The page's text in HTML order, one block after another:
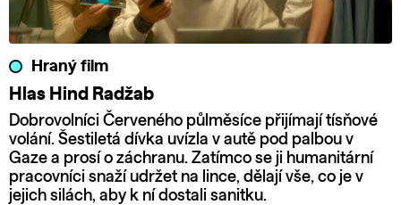
Hraný film
Hlas Hind Radžab
Dobrovolníci Červeného půlměsíce přijímají tísňové
volání. Šestiletá dívka uvízla v autě pod palbou v
Gaze a prosí o záchranu. Zatímco se ji humanitární
pracovníci snaží udržet na lince, dělají vše, co je v
jejich silách, aby k ní dostali sanitku.